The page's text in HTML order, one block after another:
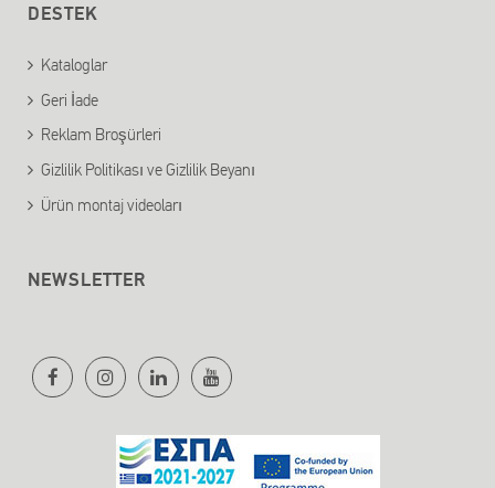
DESTEK
Kataloglar
Geri İade
Reklam Broşürleri
Gizlilik Politikası ve Gizlilik Beyanı
Ürün montaj videoları
NEWSLETTER